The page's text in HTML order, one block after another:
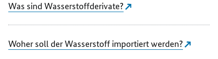
Was sind Wasserstoffderivate?
Woher soll der Wasserstoff importiert werden?